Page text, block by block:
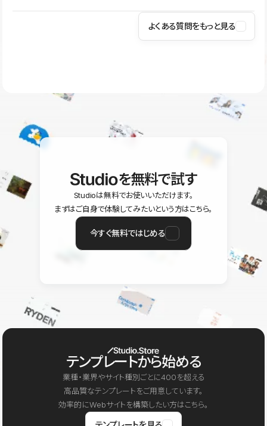
はSSL/TLSによる通信暗号化に対応しており、悪質なスクリプトの
操作方法や機能については、ヘルプセンターでご確認いただけま
ユーザー同士で質問・相談できるコミュニティもご利用ください。
よくある質問をもっと見る
を無料で試す
Studioは無料でお使いいただけます。
まずはご自身で体験してみたいという方はこちら。
今すぐ無料ではじめる
テンプレートから始める
業種・業界やサイト種別ごとに400を超える
高品質なテンプレートをご用意しています。
効率的にWebサイトを構築したい方はこちら。